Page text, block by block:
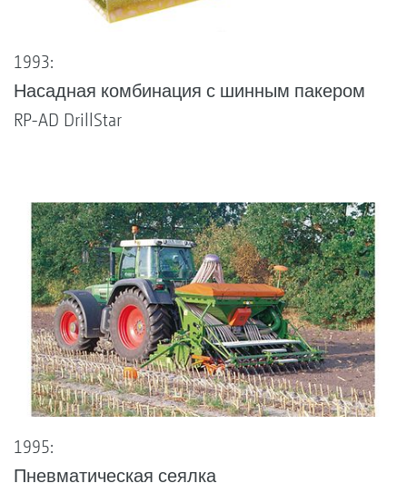
1993:
Насадная комбинация с шинным пакером
RP-AD DrillStar
1995:
Пневматическая сеялка